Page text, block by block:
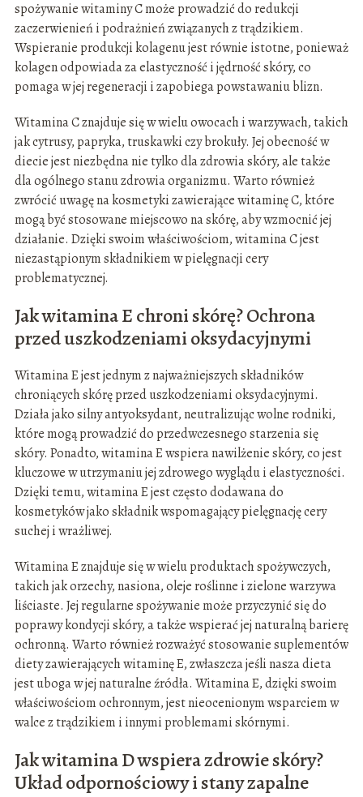
spożywanie witaminy C może prowadzić do redukcji
zaczerwienień i podrażnień związanych z trądzikiem.
Wspieranie produkcji kolagenu jest równie istotne, ponieważ
kolagen odpowiada za elastyczność i jędrność skóry, co
pomaga w jej regeneracji i zapobiega powstawaniu blizn.
Witamina C znajduje się w wielu owocach i warzywach, takich
jak cytrusy, papryka, truskawki czy brokuły. Jej obecność w
diecie jest niezbędna nie tylko dla zdrowia skóry, ale także
dla ogólnego stanu zdrowia organizmu. Warto również
zwrócić uwagę na kosmetyki zawierające witaminę C, które
mogą być stosowane miejscowo na skórę, aby wzmocnić jej
działanie. Dzięki swoim właściwościom, witamina C jest
niezastąpionym składnikiem w pielęgnacji cery
problematycznej.
Jak witamina E chroni skórę? Ochrona
przed uszkodzeniami oksydacyjnymi
Witamina E jest jednym z najważniejszych składników
chroniących skórę przed uszkodzeniami oksydacyjnymi.
Działa jako silny antyoksydant, neutralizując wolne rodniki,
które mogą prowadzić do przedwczesnego starzenia się
skóry. Ponadto, witamina E wspiera nawilżenie skóry, co jest
kluczowe w utrzymaniu jej zdrowego wyglądu i elastyczności.
Dzięki temu, witamina E jest często dodawana do
kosmetyków jako składnik wspomagający pielęgnację cery
suchej i wrażliwej.
Witamina E znajduje się w wielu produktach spożywczych,
takich jak orzechy, nasiona, oleje roślinne i zielone warzywa
liściaste. Jej regularne spożywanie może przyczynić się do
poprawy kondycji skóry, a także wspierać jej naturalną barierę
ochronną. Warto również rozważyć stosowanie suplementów
diety zawierających witaminę E, zwłaszcza jeśli nasza dieta
jest uboga w jej naturalne źródła. Witamina E, dzięki swoim
właściwościom ochronnym, jest nieocenionym wsparciem w
walce z trądzikiem i innymi problemami skórnymi.
Jak witamina D wspiera zdrowie skóry?
Układ odpornościowy i stany zapalne